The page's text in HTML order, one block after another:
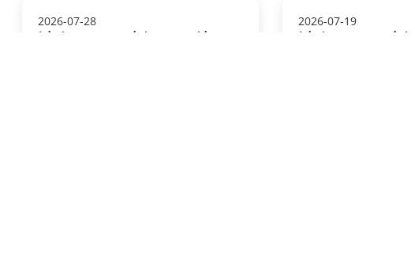
2026-07-28
Lietuvos meistrų metimų
2026-07-19
Lietuvos